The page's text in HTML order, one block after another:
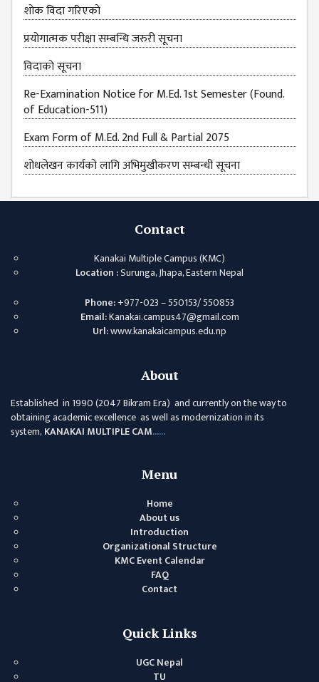
शाेक विदा गरिएकाे
प्रयोगात्मक परीक्षा सम्बन्धि जरुरी सूचना
विदाकाे सूचना
Re-Examination Notice for M.Ed. 1st Semester (Found.
of Education-511)
Exam Form of M.Ed. 2nd Full & Partial 2075
शोधलेखन कार्यको लागि अभिमुखीकरण सम्बन्धी सूचना
Contact
Kanakai Multiple Campus (KMC)
Location :Surunga, Jhapa, Eastern Nepal
Phone:+977-023 – 550153/ 550853
Email:Kanakai.campus47@gmail.com
Url:www.kanakaicampus.edu.np
About
Established in 1990 (2047 Bikram Era) and currently on the way to
obtaining academic excellence as well as modernization in its
system, KANAKAI MULTIPLE CAM......
Menu
Home
About us
Introduction
Organizational Structure
KMC Event Calendar
FAQ
Contact
Quick Links
UGC Nepal
TU